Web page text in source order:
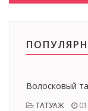
Волосковый
ТАТУАЖ